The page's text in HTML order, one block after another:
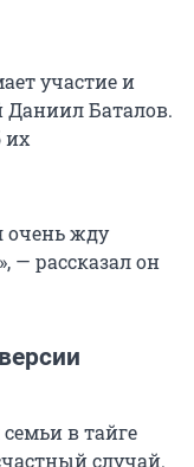
участие и
Баталов.
их
очень жду
— рассказал он
в тайге
случай.